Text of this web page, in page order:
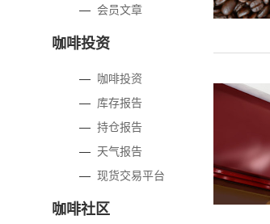
—会员文章
咖啡投资
— 咖啡投资
— 库存报告
—持仓报告
— 天气报告
—现货交易平台
咖啡社区